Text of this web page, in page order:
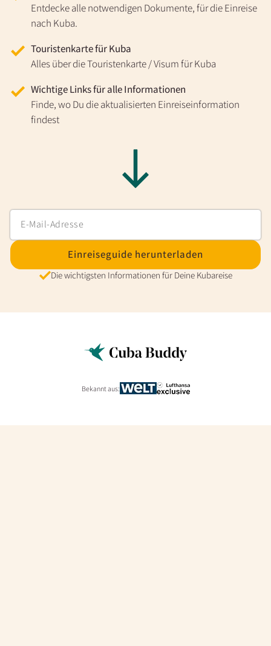
Entdecke alle notwendigen Dokumente, für die Einreise
nach Kuba.
Touristenkarte für Kuba
Alles über die Touristenkarte / Visum für Kuba
Wichtige Links für alle Informationen
Finde, wo Du die aktualisierten Einreiseinformation
findest
Einreiseguide herunterladen
Die wichtigsten Informationen für Deine Kubareise
Bekannt aus: